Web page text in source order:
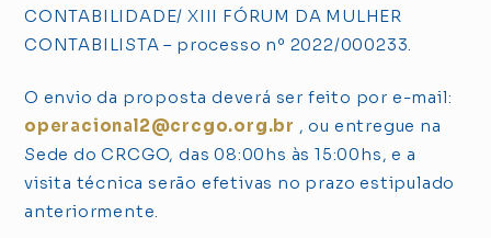
CONTABILIDADE/ XIII FÓRUM DA MULHER
CONTABILISTA – processo nº 2022/000233.
O envio da proposta deverá ser feito por e-mail:
operacional2@crcgo.org.br , ou entregue na
Sede do CRCGO, das 08:00hs às 15:00hs, e a
visita técnica serão efetivas no prazo estipulado
anteriormente.